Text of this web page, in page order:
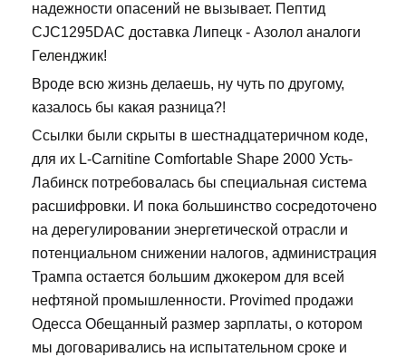
надежности опасений не вызывает. Пептид
CJC1295DAC доставка Липецк - Азолол аналоги
Геленджик!
Вроде всю жизнь делаешь, ну чуть по другому,
казалось бы какая разница?!
Ссылки были скрыты в шестнадцатеричном коде,
для их L-Carnitine Comfortable Shape 2000 Усть-
Лабинск потребовалась бы специальная система
расшифровки. И пока большинство сосредоточено
на дерегулировании энергетической отрасли и
потенциальном снижении налогов, администрация
Трампа остается большим джокером для всей
нефтяной промышленности. Provimed продажи
Одесса Обещанный размер зарплаты, о котором
мы договаривались на испытательном сроке и